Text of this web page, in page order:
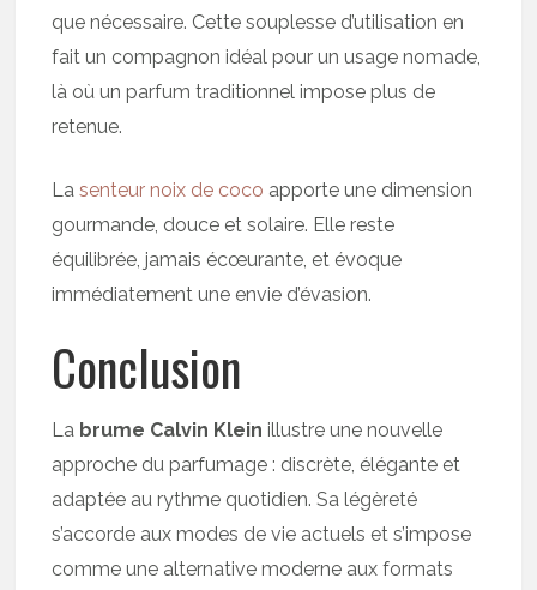
que nécessaire. Cette souplesse d’utilisation en
fait un compagnon idéal pour un usage nomade,
là où un parfum traditionnel impose plus de
retenue.
Lasenteur noix de coco apporte une dimension
gourmande, douce et solaire. Elle reste
équilibrée, jamais écœurante, et évoque
immédiatement une envie d’évasion.
Conclusion
La brume Calvin Klein illustre une nouvelle
approche du parfumage : discrète, élégante et
adaptée au rythme quotidien. Sa légèreté
s’accorde aux modes de vie actuels et s’impose
comme une alternative moderne aux formats